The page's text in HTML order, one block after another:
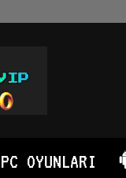
PC OYUNLARI